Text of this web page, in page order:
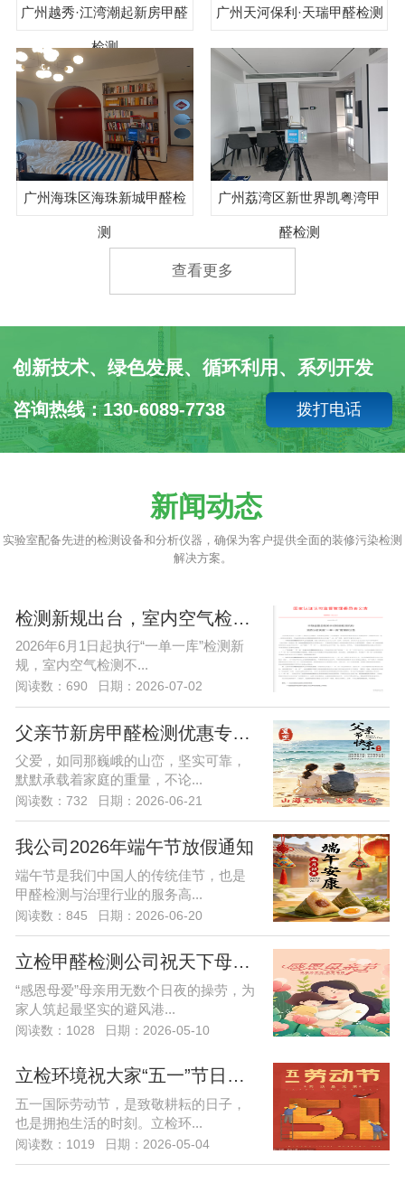
广州越秀·江湾潮起新房甲醛
检测
广州天河保利·天瑞甲醛检测
广州海珠区海珠新城甲醛检
测
广州荔湾区新世界凯粤湾甲
醛检测
查看更多
创新技术、绿色发展、循环利用、系列开发
咨询热线：130-6089-7738 拨打电话
新闻动态
实验室配备先进的检测设备和分析仪器，确保为客户提供全面的装修污染检测
解决方案。
检测新规出台，室内空气检测不再纳入CMA许可清单
2026年6月1日起执行“一单一库”检测新
规，室内空气检测不...
阅读数：690 日期：2026-07-02
父亲节新房甲醛检测优惠专项行动进行中
父爱，如同那巍峨的山峦，坚实可靠，
默默承载着家庭的重量，不论...
阅读数：732 日期：2026-06-21
我公司2026年端午节放假通知
端午节是我们中国人的传统佳节，也是
甲醛检测与治理行业的服务高...
阅读数：845 日期：2026-06-20
立检甲醛检测公司祝天下母亲节日快乐！
“感恩母爱”母亲用无数个日夜的操劳，为
家人筑起最坚实的避风港...
阅读数：1028 日期：2026-05-10
立检环境祝大家“五一”节日快乐！
五一国际劳动节，是致敬耕耘的日子，
也是拥抱生活的时刻。立检环...
阅读数：1019 日期：2026-05-04